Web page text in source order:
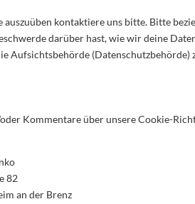
auszuüben kontaktiere uns bitte. Bitte
darüber hast, wie wir deine
Aufsichtsbehörde (Datenschutzbehörde)
Kommentare über unsere Cookie-
82
an der Brenz